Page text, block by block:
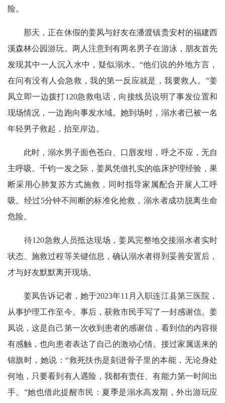
险。
那天，正在休假的姜凤与好友在潘渡镇贵安村的福建西
溪森林公园游玩。两人注意到有两名男子在游泳，朋友首先
发现其中一人沉入水中，疑似溺水。“他们说的外地方言，
在问有没有人会急救，我的第一反应就是，我要救人。”姜
凤立即一边拨打120急救电话，向接线员说明了事发位置和
现场情况，一边跑向事发水域。她到场时，溺水者已被一名
年轻男子救起，抬至岸边。
此时，溺水男子面色苍白、口唇发绀，呼之不应，无自
主呼吸。千钧一发之际，姜凤凭借扎实的临床护理经验，果
断采用心肺复苏方式施救，同时指导家属配合开展人工呼
吸。经过5分钟不间断的标准化抢救，溺水者成功脱离生命
危险。
待120急救人员抵达现场，姜凤完整地交接溺水者实时
状态、施救过程等关键信息，确认溺水者得到妥善安置后，
才与好友默默离开现场。
姜凤告诉记者，她于2023年11月入职连江县第三医院，
从事护理工作至今。事后，获救市民手写了一封感谢信。姜
凤说，这是自己第一次收到患者的感谢信，看到信的内容很
有感触，也向患者表达了自己的激动心情。接过家属送来的
锦旗时，她说：“救死扶伤是刻进骨子里的本能，无论身处
何地，只要看到有人遇险，我都有责任、有能力第一时间出
手。”她也借此提醒市民：夏季是溺水高发期，外出游玩应